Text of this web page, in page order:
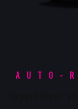
AUTO-